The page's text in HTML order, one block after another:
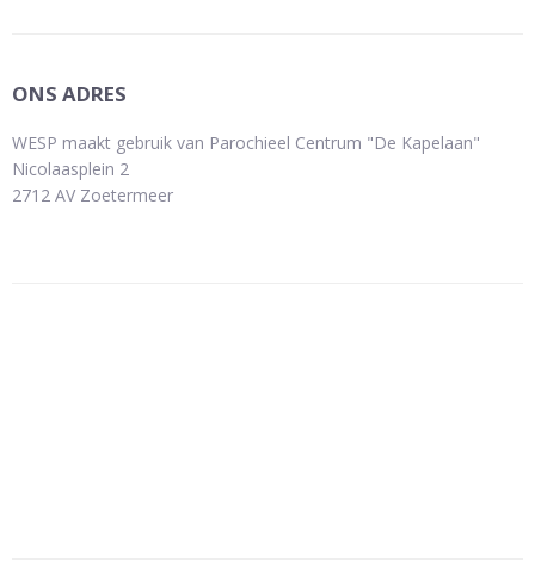
ONS ADRES
WESP maakt gebruik van Parochieel Centrum "De Kapelaan"
Nicolaasplein 2
2712 AV Zoetermeer